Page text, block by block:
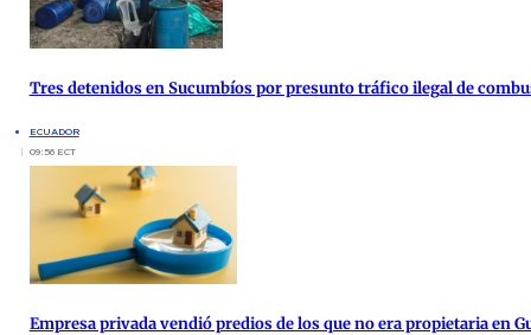
Tres detenidos en Sucumbíos por presunto tráfico ilegal de
ECUADOR
09:56 ECT
Empresa privada vendió predios de los que no era propietaria en